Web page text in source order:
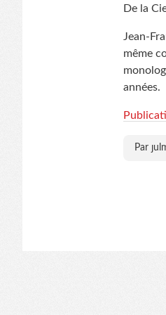
De la
Jean-
même
années.
Par